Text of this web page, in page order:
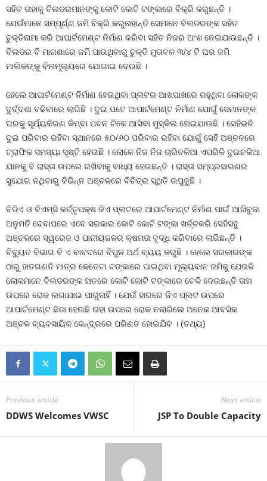
ସହିତ ତାହାକୁ ବିଲଡରମାନଙ୍କୁ କୋଟି କୋଟି ଟଙ୍କାରେ ବିକ୍ରି କରୁଛନ୍ତି ।
ଯେଉଁମାନେ ସମ୍ପୂର୍ଣ୍ଣ ଜମି ବିକ୍ରି କରୁନାହାନ୍ତି ସେମାନେ ବିଲଡରଙ୍କ ସହିତ
ଚୁକ୍ତିନାମା କରି ଆପାର୍ଟମେଣ୍ଟ ନିର୍ମାଣ କରିବା ସହିତ ନିଜର ଅଂଶ ନେଇଯାଉଛନ୍ତି ।
ବିଲଡର ବି ମାଗଣାରେ ଜମି ପାଉଥିବାରୁ ଚୁକ୍ତି ମୁତାବକ ୩/୪ ଟି ଘର ଜମି
ମାଲିକଙ୍କୁ ବିନାମୂଲ୍ୟରେ ଯୋଗାଇ ଦେଉଛି ।
ହେଲେ ଆପାର୍ଟମେଣ୍ଟ ନିର୍ମାଣ ହେଉଥିବା ପ୍ଲଟର ଆଖପାଖରେ ରହୁଥିବା ଲୋକଙ୍କ
ଦୁର୍ଦ୍ଦଶା ବଢିବାରେ ଲାଗିଛି । ଦୁଇ ପଟେ ଆପାର୍ଟମେଣ୍ଟ ନିର୍ମାଣ ଯୋଗୁଁ ସେମାନଙ୍କ
ଘରକୁ ସୂର୍ଯ୍ୟକିରଣ କିମ୍ବା ପବନ ଟିକେ ଆସିବା ମୁସ୍କିଲ ହୋଇଯାଉଛି । ସେହିଭଳି
ଦୁଇ ପରିବାର ରହିବା ସ୍ଥାନରେ ୫୦/୬୦ ପରିବାର ରହିବା ଯୋଗୁଁ ସେହି ଅଞ୍ଚଳରେ
ଟ୍ରାଫିକ ସମସ୍ୟା ସୃଷ୍ଟି ହେଉଛି । ଲୋକେ ନିଜ ନିଜ ଚାରିଚକିଆ ଏପରିକି ଦୁଇଚକିଆ
ଯାନକୁ ବି ରାସ୍ତା ଉପରେ ରଖିବାକୁ ବାଧ୍ୟ ହେଉଛନ୍ତି । ରାସ୍ତା ସମ୍ପ୍ରସାରଣର
ସୁଯୋଗ ନଥିବାରୁ ବିଭିନ୍ନ ଅଞ୍ଚଳରେ ବିଚିତ୍ର ସ୍ଥିତି ଉପୁଜୁଛି ।
ବିଡିଏ ଓ ବିଏମ୍‍ସି କର୍ତ୍ତୃପକ୍ଷ ଜିଏ ପ୍ଲଟରେ ଆପାର୍ଟମେଣ୍ଟ ନିର୍ମାଣ ପାଇଁ ଆଖିବୁଜା
ଅନୁମତି ଦେବାପରେ ଏବେ ସରକାର କୋଟି କୋଟି ଟଙ୍କା ଖର୍ଚ୍ଚକରି ସେହିସବୁ
ଅଞ୍ଚଳରେ ସ୍ୱରେଜ ଓ ପାନୀୟଜଳର କ୍ଷମତା ବୃଦ୍ଧି କରିବାରେ ଲାଗିଛନ୍ତି ।
ବିଦ୍ୟୁତ ବିଭାଗ ବି ଏ ବାବଦରେ ବିପୁଳ ଅର୍ଥ ବ୍ୟୟ କରୁଛି । ହେଲେ ସରକାରଙ୍କ
ଠାରୁ ହାତଗଣତି ମାତ୍ର କେତେଟା ଟଙ୍କାରେ ପାଇଥିବା ମୂଲ୍ୟବାନ ଜମିକୁ ଯେଭଳି
ଲୋକମାନେ ବିଲଡରଙ୍କ ହାତରେ କୋଟି କୋଟି ଟଙ୍କାରେ ଟେକି ଦେଉଛନ୍ତି ତାହା
ଉପରେ ରୋକ ଲଗାଯାଇ ପାରୁନାହିଁ । ଯେଉଁ ହାରରେ ଜିଏ ପ୍ଲଟ ଉପରେ
ଆପାର୍ଟମେଣ୍ଟ ଛିଡା ହେଉଛି ତାହା ଉପରେ ରୋକ ନଲାଗିଲେ ଅନେକ ଆବସିକ
ଅଞ୍ଚଳ ବ୍ୟବସାୟିକ କେନ୍ଦ୍ରରେ ପରିଣତ ହୋଇଯିବ । (ତଥ୍ୟ)
Previous article
DDWS Welcomes VWSC
Next article
JSP To Double Capacity